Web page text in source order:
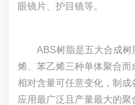
眼镜片、护目镜等。
ABS树脂是五大合成树
烯、苯乙烯三种单体聚合
相对含量可任意变化，制
应用最广泛且产量最大的